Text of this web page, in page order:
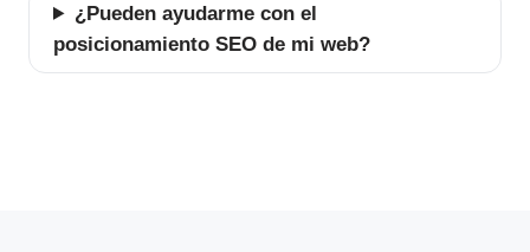
¿Pueden ayudarme con el
posicionamiento SEO de mi web?